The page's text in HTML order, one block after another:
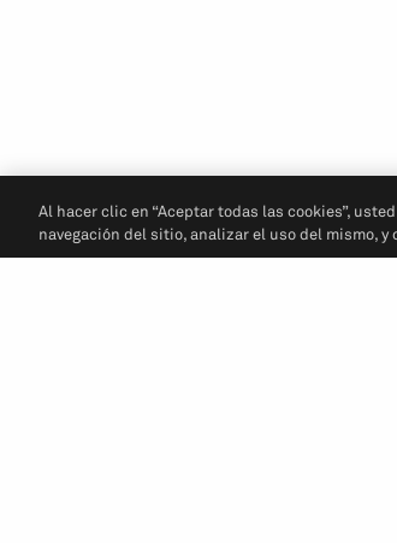
Al hacer clic en “Aceptar todas las cookies”,
navegación del sitio, analizar el uso del mismo,